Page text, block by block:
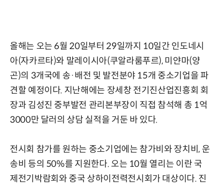
올해는 오는 6월 20일부터 29일까지 10일간 인도네시
아(자카르타)와 말레이시아(쿠알라룸푸르), 미얀마(양
곤)의 3개국에 송·배전 및 발전분야 15개 중소기업을 파
견할 예정이다. 지난해에는 장세창 전기진산업진흥회 회
장과 김성진 중부발전 관리본부장이 직접 참석해 총 1억
3000만 달러의 상담 실적을 거둔 바 있다.
전시회 참가를 원하는 중소기업에는 참가비와 장치비, 운
송비 등의 50%를 지원한다. 오는 10월 열리는 이란 국
제전기박람회와 중국 상하이전력전시회가 대상이다. 진